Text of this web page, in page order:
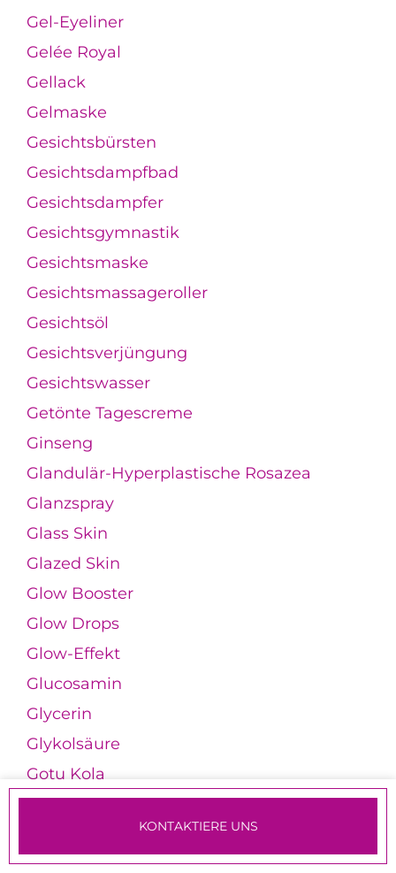
Gel-Eyeliner
Gelée Royal
Gellack
Gelmaske
Gesichtsbürsten
Gesichtsdampfbad
Gesichtsdampfer
Gesichtsgymnastik
Gesichtsmaske
Gesichtsmassageroller
Gesichtsöl
Gesichtsverjüngung
Gesichtswasser
Getönte Tagescreme
Ginseng
Glandulär-Hyperplastische Rosazea
Glanzspray
Glass Skin
Glazed Skin
Glow Booster
Glow Drops
Glow-Effekt
Glucosamin
Glycerin
Glykolsäure
Gotu Kola
Granatapfelextrakt
Granulomatöse Rosazea
Grapefruitextrakt
TERMINE & ANMELDUNG
KONTAKTIERE UNS